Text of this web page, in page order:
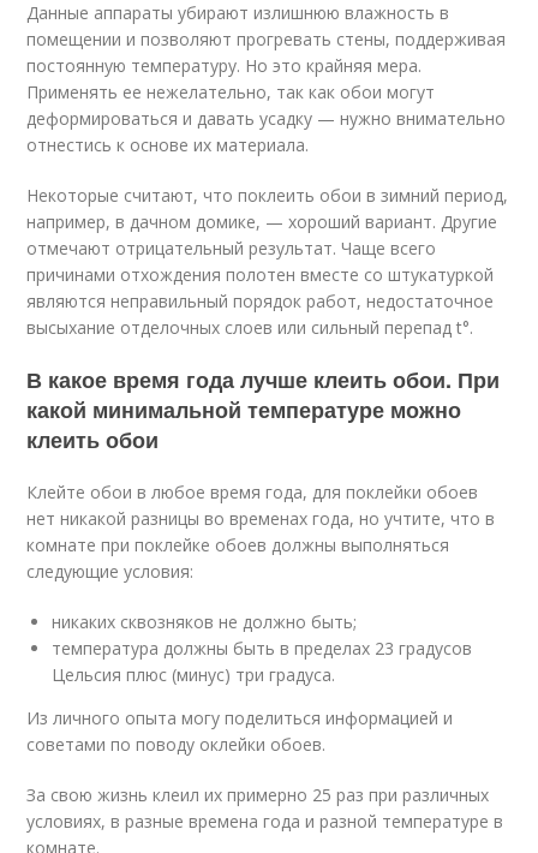
Данные аппараты убирают излишнюю влажность в
помещении и позволяют прогревать стены, поддерживая
постоянную температуру. Но это крайняя мера.
Применять ее нежелательно, так как обои могут
деформироваться и давать усадку — нужно внимательно
отнестись к основе их материала.
Некоторые считают, что поклеить обои в зимний период,
например, в дачном домике, — хороший вариант. Другие
отмечают отрицательный результат. Чаще всего
причинами отхождения полотен вместе со штукатуркой
являются неправильный порядок работ, недостаточное
высыхание отделочных слоев или сильный перепад t°.
В какое время года лучше клеить обои. При
какой минимальной температуре можно
клеить обои
Клейте обои в любое время года, для поклейки обоев
нет никакой разницы во временах года, но учтите, что в
комнате при поклейке обоев должны выполняться
следующие условия:
никаких сквозняков не должно быть;
температура должны быть в пределах 23 градусов
Цельсия плюс (минус) три градуса.
Из личного опыта могу поделиться информацией и
советами по поводу оклейки обоев.
За свою жизнь клеил их примерно 25 раз при различных
условиях, в разные времена года и разной температуре в
комнате.